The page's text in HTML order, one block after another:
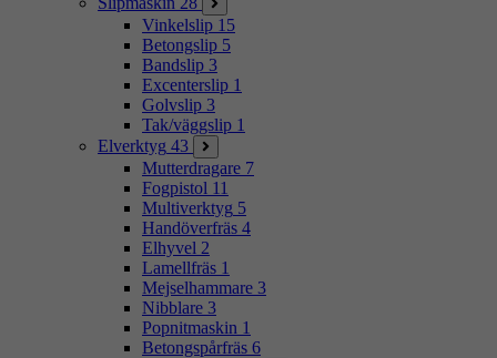
Vinkelslip 15
Betongslip 5
Bandslip 3
Excenterslip 1
Golvslip 3
Tak/väggslip 1
Elverktyg 43
Mutterdragare 7
Fogpistol 11
Multiverktyg 5
Handöverfräs 4
Elhyvel 2
Lamellfräs 1
Mejselhammare 3
Nibblare 3
Popnitmaskin 1
Betongspårfräs 6